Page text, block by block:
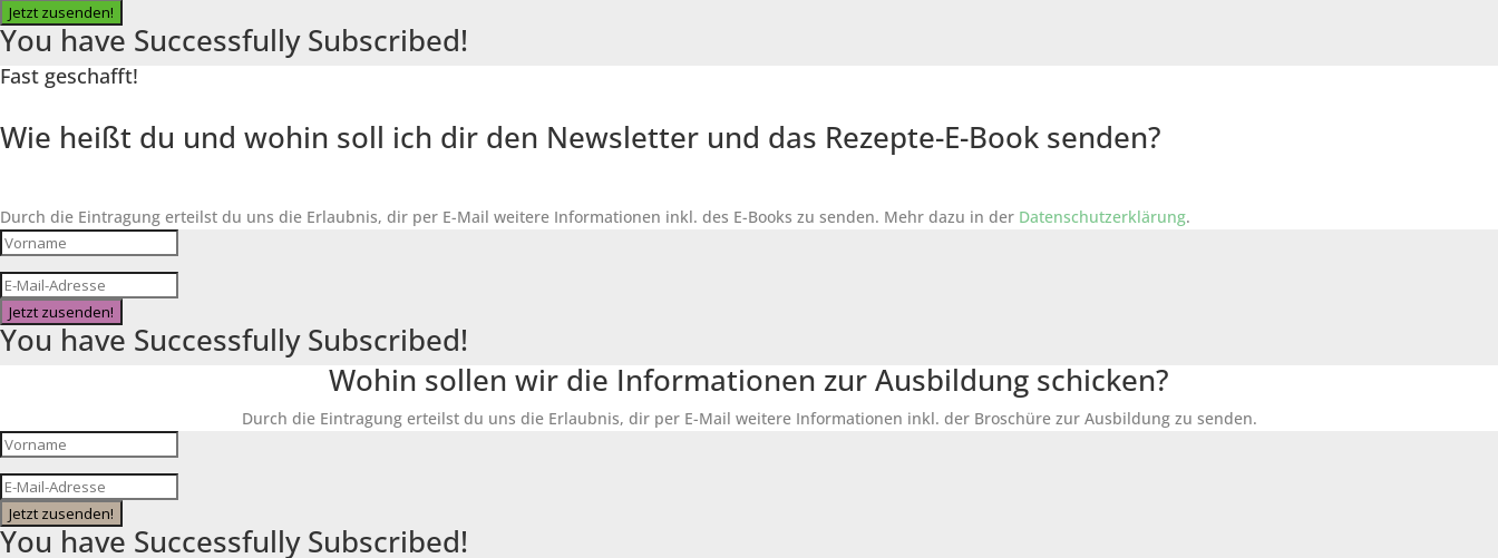
Jetzt zusenden!
You have Successfully Subscribed!
Fast geschafft!
Wie heißt du und wohin soll ich dir den Newsletter und das Rezepte-E-Book senden?
Durch die Eintragung erteilst du uns die Erlaubnis, dir per E-Mail weitere Informationen inkl. des E-Books zu senden. Mehr dazu in der Datenschutzerklärung.
Jetzt zusenden!
You have Successfully Subscribed!
Wohin sollen wir die Informationen zur Ausbildung schicken?
Durch die Eintragung erteilst du uns die Erlaubnis, dir per E-Mail weitere Informationen inkl. der Broschüre zur Ausbildung zu senden.
Jetzt zusenden!
You have Successfully Subscribed!